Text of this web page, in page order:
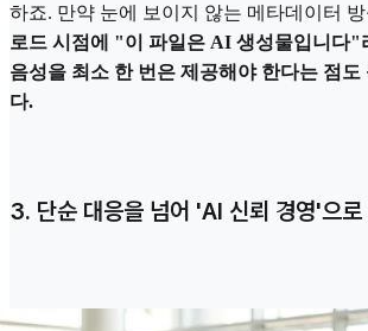
하죠. 만약 눈에 보이지 않는 메타데이터
로드 시점에 "이 파일은 AI 생성물입니다"
음성을 최소 한 번은 제공해야 한다는 점도
다.
3. 단순 대응을 넘어 'AI 신뢰 경영'으로